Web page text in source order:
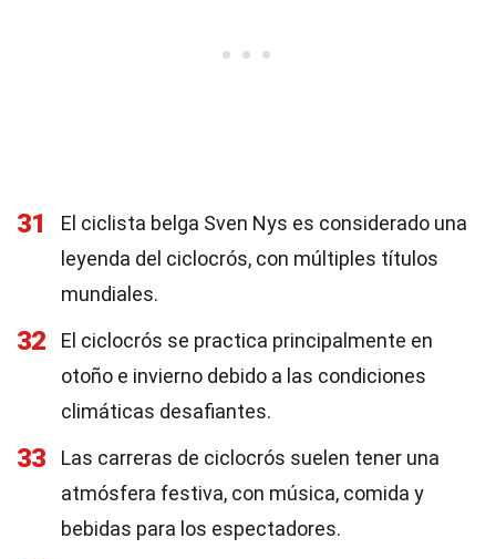
31
El ciclista belga Sven Nys es considerado una
leyenda del ciclocrós, con múltiples títulos
mundiales.
32
El ciclocrós se practica principalmente en
otoño e invierno debido a las condiciones
climáticas desafiantes.
33
Las carreras de ciclocrós suelen tener una
atmósfera festiva, con música, comida y
bebidas para los espectadores.